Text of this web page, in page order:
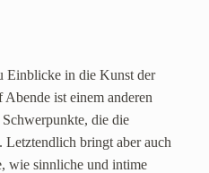
Einblicke in die Kunst der
Abende ist einem anderen
die die
Letztendlich bringt aber auch
wie sinnliche und intime